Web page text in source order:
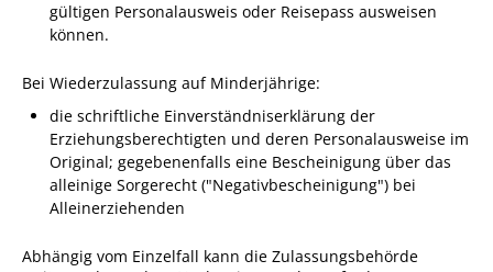
Fan-Shop
gültigen Personalausweis oder Reisepass ausweisen
können.
Bei Wiederzulassung auf Minderjährige:
die schriftliche Einverständniserklärung der
Erziehungsberechtigten und deren Personalausweise im
Original; gegebenenfalls eine Bescheinigung über das
alleinige Sorgerecht ("Negativbescheinigung") bei
Alleinerziehenden
Abhängig vom Einzelfall kann die Zulassungsbehörde